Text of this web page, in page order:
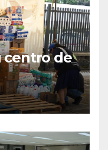
centro de